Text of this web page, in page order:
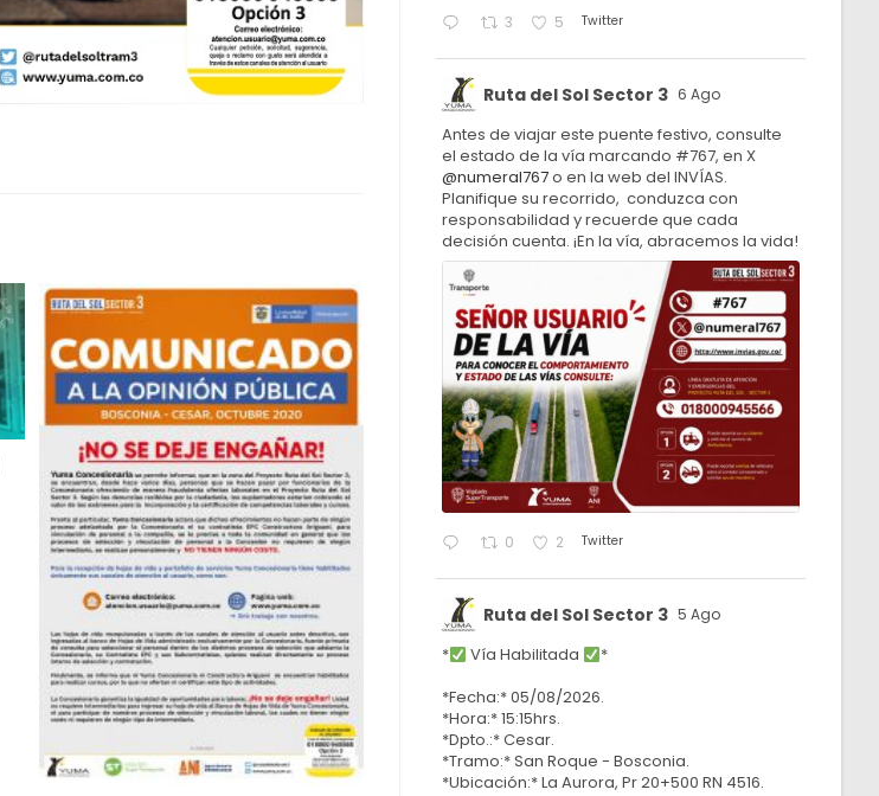
3 5 Twitter
Ruta del Sol Sector 3 6 Ago
Antes de viajar este puente festivo, consulte
el estado de la vía marcando #767, en X
@numeral767o en la web del INVÍAS.
Planifique su recorrido, conduzca con
responsabilidad y recuerde que cada
decisión cuenta. ¡En la vía, abracemos la vida!
0 2 Twitter
Ruta del Sol Sector 3 5 Ago
* Vía Habilitada
*
*Fecha:* 05/08/2026.
*Hora:* 15:15hrs.
*Dpto.:* Cesar.
*Tramo:* San Roque - Bosconia.
*Ubicación:* La Aurora, Pr 20+500 RN 4516.